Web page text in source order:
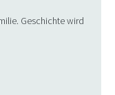
Geschichte wird